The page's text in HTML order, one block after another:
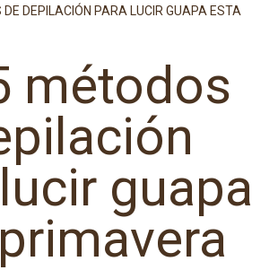
DEPILACIÓN PARA LUCIR GUAPA ESTA
métodos
guapa